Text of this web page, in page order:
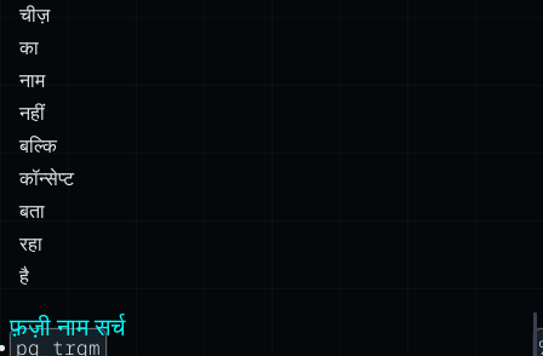
चीज़
का
नाम
नहीं
बल्कि
कॉन्सेप्ट
बता
रहा
है
व्यक्ति
pg_trgm
फ़ज़ी नाम सर्च